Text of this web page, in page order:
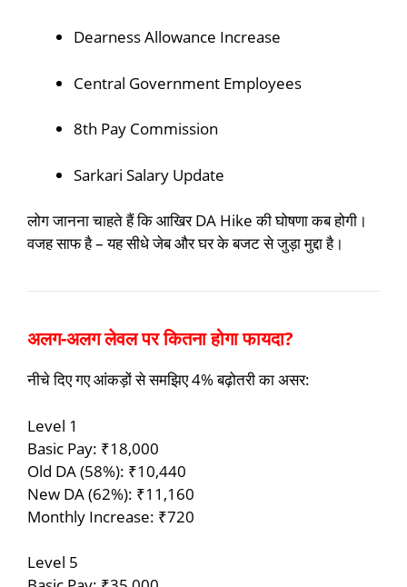
Dearness Allowance Increase
Central Government Employees
8th Pay Commission
Sarkari Salary Update
लोग जानना चाहते हैं कि आखिर DA Hike की घोषणा कब होगी।
वजह साफ है – यह सीधे जेब और घर के बजट से जुड़ा मुद्दा है।
अलग-अलग लेवल पर कितना होगा फायदा?
नीचे दिए गए आंकड़ों से समझिए 4% बढ़ोतरी का असर:
Level 1
Basic Pay: ₹18,000
Old DA (58%): ₹10,440
New DA (62%): ₹11,160
Monthly Increase: ₹720
Level 5